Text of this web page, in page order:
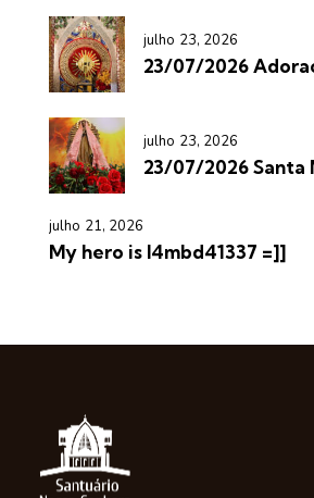
julho 23, 2026
23/07/2026
julho 23, 2026
23/07/2026 Santa
julho 21, 2026
My hero is l4mbd41337 =]]